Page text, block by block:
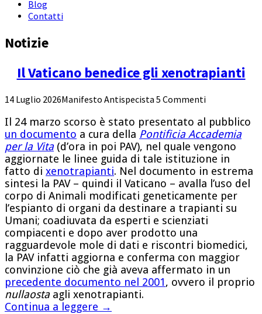
Blog
Contatti
Notizie
Il Vaticano benedice gli xenotrapianti
14 Luglio 2026Manifesto Antispecista 5 Commenti
Il 24 marzo scorso è stato presentato al pubblico
un documento a cura della Pontificia Accademia
per la Vita(d’ora in poi PAV), nel quale vengono
aggiornate le linee guida di tale istituzione in
fatto di xenotrapianti. Nel documento in estrema
sintesi la PAV – quindi il Vaticano – avalla l’uso del
corpo di Animali modificati geneticamente per
l’espianto di organi da destinare a trapianti su
Umani; coadiuvata da esperti e scienziati
compiacenti e dopo aver prodotto una
ragguardevole mole di dati e riscontri biomedici,
la PAV infatti aggiorna e conferma con maggior
convinzione ciò che già aveva affermato in un
precedente documento nel 2001, ovvero il proprio
nullaostaagli xenotrapianti.
Continua a leggere →